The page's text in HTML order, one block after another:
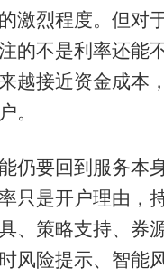
激烈程度。但对
的不是利率还能
越接近资金成本
。
要回到服务本
只是开户理由，
、策略支持、券
风险提示、智能